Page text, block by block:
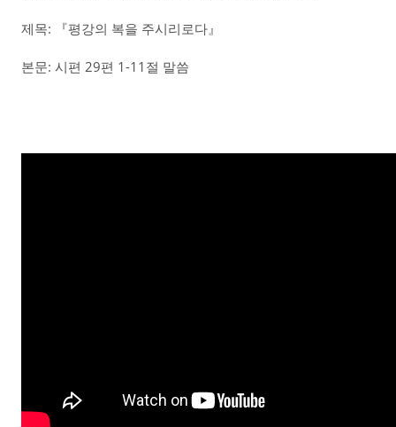
제목: 『평강의 복을 주시리로다』
본문: 시편 29편 1-11절 말씀